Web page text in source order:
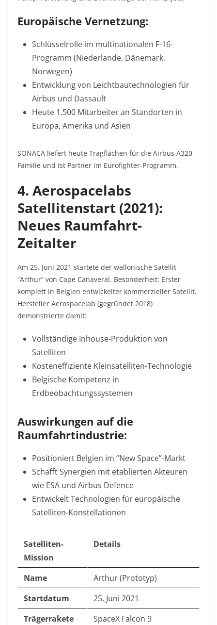
Europäische Vernetzung:
Schlüsselrolle im multinationalen F-16-
Programm (Niederlande, Dänemark,
Norwegen)
Entwicklung von Leichtbautechnologien für
Airbus und Dassault
Heute 1.500 Mitarbeiter an Standorten in
Europa, Amerika und Asien
SONACA liefert heute Tragflächen für die Airbus A320-
Familie und ist Partner im Eurofighter-Programm.
4. Aerospacelabs
Satellitenstart (2021):
Neues Raumfahrt-
Zeitalter
Am 25. Juni 2021 startete der wallonische Satellit
“Arthur” von Cape Canaveral. Besonderheit: Erster
komplett in Belgien entwickelter kommerzieller Satellit.
Hersteller Aerospacelab (gegründet 2018)
demonstrierte damit:
Vollständige Inhouse-Produktion von
Satelliten
Kosteneffiziente Kleinsatelliten-Technologie
Belgische Kompetenz in
Erdbeobachtungssystemen
Auswirkungen auf die
Raumfahrtindustrie:
Positioniert Belgien im “New Space”-Markt
Schafft Synergien mit etablierten Akteuren
wie ESA und Airbus Defence
Entwickelt Technologien für europäische
Satelliten-Konstellationen
Satelliten-
Mission
Details
Name
Arthur (Prototyp)
Startdatum
25. Juni 2021
Trägerrakete
SpaceX Falcon 9